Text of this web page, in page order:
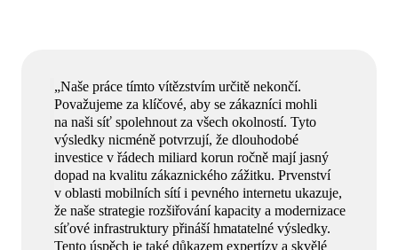
„Naše práce tímto vítězstvím určitě nekončí.
Považujeme za klíčové, aby se zákazníci mohli
na naši síť spolehnout za všech okolností. Tyto
výsledky nicméně potvrzují, že dlouhodobé
investice v řádech miliard korun ročně mají jasný
dopad na kvalitu zákaznického zážitku. Prvenství
v oblasti mobilních sítí i pevného internetu ukazuje,
že naše strategie rozšiřování kapacity a modernizace
síťové infrastruktury přináší hmatatelné výsledky.
Tento úspěch je také důkazem expertízy a skvělé